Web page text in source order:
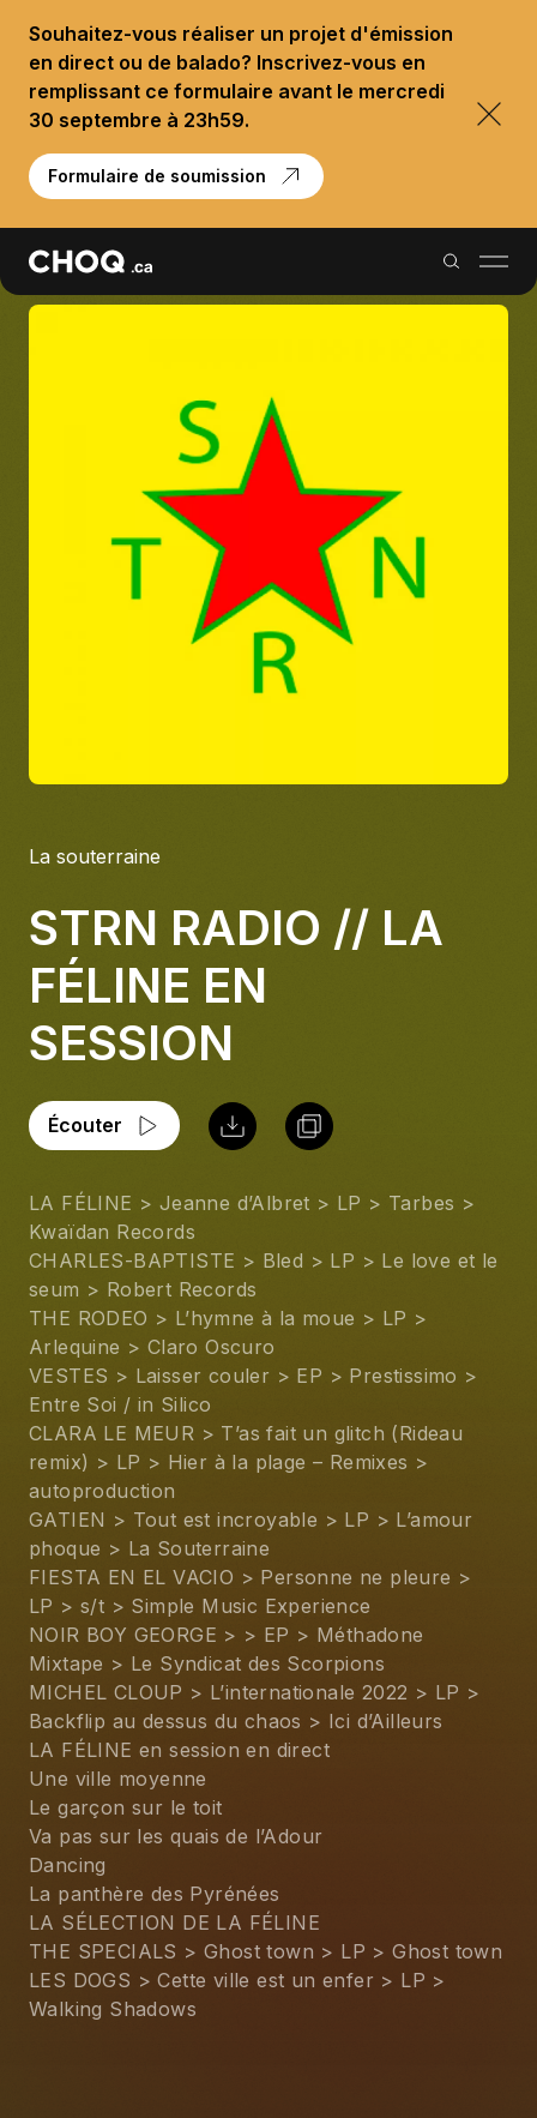
Souhaitez-vous réaliser un projet d'émission
en direct ou de balado? Inscrivez-vous en
remplissant ce formulaire avant le mercredi
30 septembre à 23h59.
Formulaire de soumission
Reportages
Palmarès
À propos
S'impliquer
Location studio
La souterraine
STRN RADIO // LA
FÉLINE EN
SESSION
Écouter
LA FÉLINE > Jeanne d’Albret > LP > Tarbes >
Kwaïdan Records
CHARLES-BAPTISTE > Bled > LP > Le love et le
seum > Robert Records
THE RODEO > L’hymne à la moue > LP >
Arlequine > Claro Oscuro
VESTES > Laisser couler > EP > Prestissimo >
Entre Soi / in Silico
CLARA LE MEUR > T’as fait un glitch (Rideau
remix) > LP > Hier à la plage – Remixes >
autoproduction
GATIEN > Tout est incroyable > LP > L’amour
phoque > La Souterraine
FIESTA EN EL VACIO > Personne ne pleure >
LP > s/t > Simple Music Experience
NOIR BOY GEORGE > > EP > Méthadone
Mixtape > Le Syndicat des Scorpions
MICHEL CLOUP > L’internationale 2022 > LP >
Backflip au dessus du chaos > Ici d’Ailleurs
LA FÉLINE en session en direct
Une ville moyenne
Le garçon sur le toit
Va pas sur les quais de l’Adour
Dancing
La panthère des Pyrénées
LA SÉLECTION DE LA FÉLINE
THE SPECIALS > Ghost town > LP > Ghost town
LES DOGS > Cette ville est un enfer > LP >
Walking Shadows